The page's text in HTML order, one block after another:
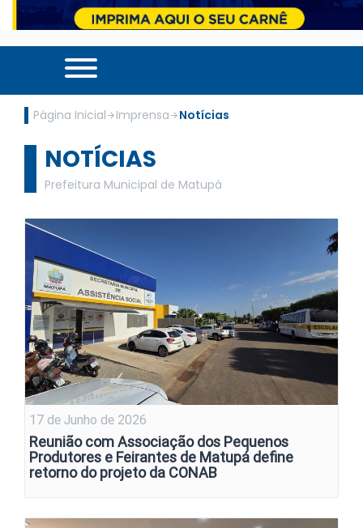
Página Inicial Imprensa Notícias
NOTÍCIAS
Prefeitura Municipal de Matupá
17 de Junho de 2026
Reunião com Associação dos Pequenos
Produtores e Feirantes de Matupá define
retorno do projeto da CONAB